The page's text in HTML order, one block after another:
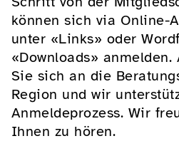
können sich via Online-
unter «Links» oder
«Downloads»
Sie sich an die
Region und wir
Anmeldeprozess. Wir
Ihnen zu hören.